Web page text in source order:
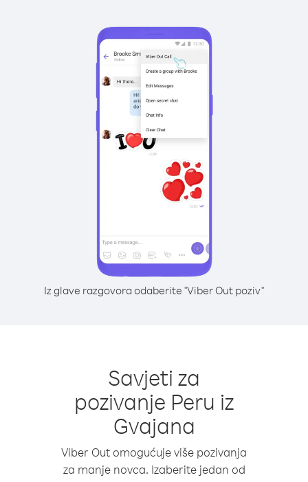
Iz glave razgovora odaberite "Viber Out poziv"
Savjeti za
pozivanje Peru iz
Gvajana
Viber Out omogućuje više pozivanja
za manje novca. Izaberite jedan od